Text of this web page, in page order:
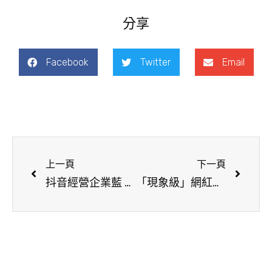
分享
Facebook Twitter Email
上一頁
抖音經營企業藍 v 帳號要通盤考量
下一頁
「現象級」網紅來了！九天玄女降落和劉畊宏女孩